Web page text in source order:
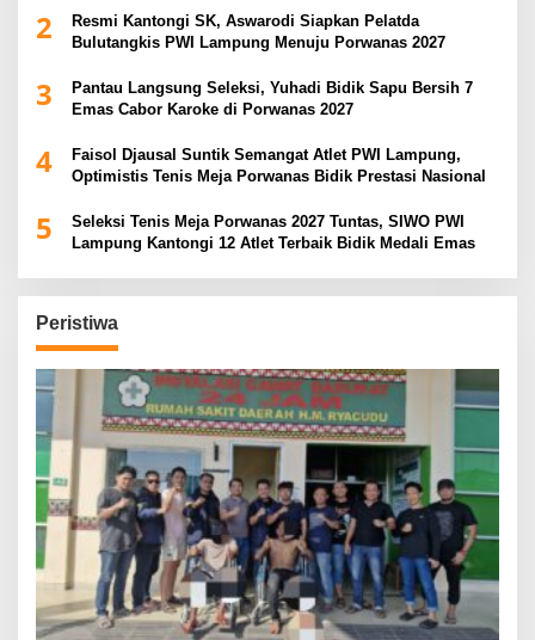
2
Resmi Kantongi SK, Aswarodi Siapkan Pelatda
Bulutangkis PWI Lampung Menuju Porwanas 2027
3
Pantau Langsung Seleksi, Yuhadi Bidik Sapu Bersih 7
Emas Cabor Karoke di Porwanas 2027
4
Faisol Djausal Suntik Semangat Atlet PWI Lampung,
Optimistis Tenis Meja Porwanas Bidik Prestasi Nasional
5
Seleksi Tenis Meja Porwanas 2027 Tuntas, SIWO PWI
Lampung Kantongi 12 Atlet Terbaik Bidik Medali Emas
Peristiwa